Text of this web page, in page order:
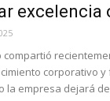
excelencia
compartió
corporativo
la empresa dejará